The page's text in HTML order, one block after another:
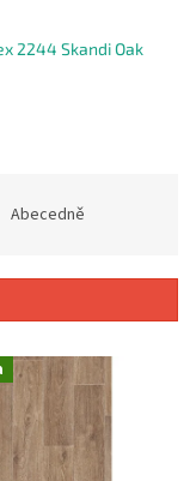
2244 Skandi Oak
Abecedně